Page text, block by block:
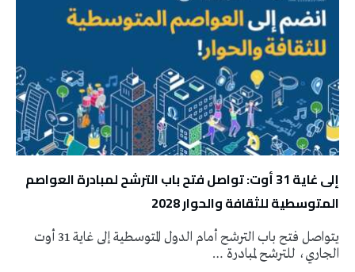
إلى غاية 31 أوت: تواصل فتح باب الترشح لمبادرة العواصم
المتوسطية للثقافة والحوار 2028
يتواصل فتح باب الترشح أمام الدول المتوسطية إلى غاية 31 أوت
الجاري، للترشح لمبادرة …